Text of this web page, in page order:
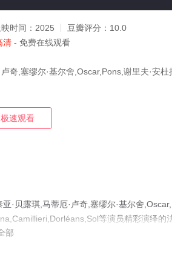
映时间： 2025 豆瓣评分： 10.0
清 - 免费在线观看
卢奇,塞缪尔·基尔舍,Oscar,Pons,谢里夫·安
极速观看
·贝露琪,马蒂厄·卢奇,塞缪尔·基尔舍
等演员精彩演绎的
豆瓣电影、电视猫或剧情网等平台了解。
部